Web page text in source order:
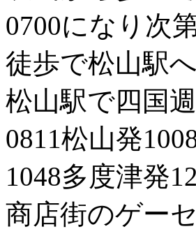
0700になり次
徒歩で松山駅へ
松山駅で四国
0811松山発
1048多度津発
商店街のゲー